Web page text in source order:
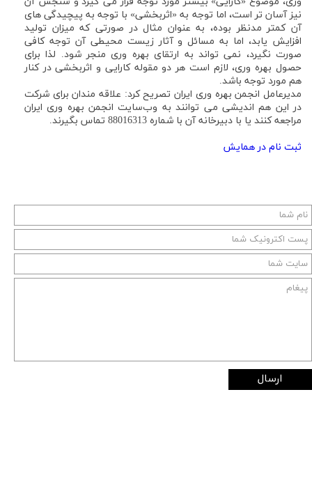
نیز آسان تر است، اما توجه به «اثربخشی» با توجه به پیچیدگی های
آن کمتر مدنظر بوده، به عنوان مثال در صورتی که میزان تولید
افزایش یابد، اما به مسائل و آثار زیست محیطی آن توجه کافی
صورت نگیرد، نمی تواند به ارتقای بهره وری منجر شود. لذا برای
حصول بهره وری، لازم است هر دو مقوله کارایی و اثربخشی در کنار
هم مورد توجه باشد.
مدیرعامل انجمن بهره وری ایران تصریح کرد: علاقه مندان برای شرکت
در این هم اندیشی می توانند به وب‌سایت انجمن بهره وری ایران
مراجعه کنند یا با دبیرخانه آن با شماره 88016313 تماس بگیرند.
ثبت نام در همایش
ارسال